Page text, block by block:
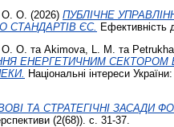
О. О. (2026) ПУБЛІЧНЕ
СТАНДАРТІВ ЄС. Ефективність
О. О. та Akimova, L. M. та
ЕНЕРГЕТИЧНИМ СЕКТОРОМ
Національні інтереси
ТА СТРАТЕГІЧНІ ЗАСАДИ
(2(68)). с. 31-37.